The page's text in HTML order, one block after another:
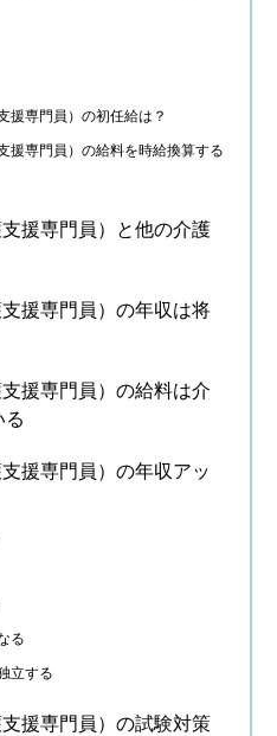
援専門員）の初任給は？
援専門員）の給料を時給換算する
援専門員）と他の介護
援専門員）の年収は将
援専門員）の給料は介
る
援専門員）の年収アッ
る
立する
援専門員）の試験対策